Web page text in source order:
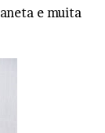
e muita